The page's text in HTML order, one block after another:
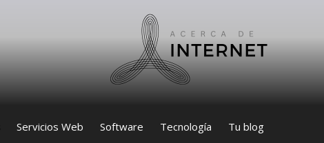
Servicios Web Software Tecnología Tu blog